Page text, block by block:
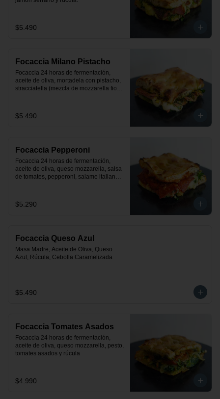
$5.490
Focaccia Milano Pistacho
Focaccia 24 horas de fermentación,
aceite de oliva, mortadela con pistacho,
stracciatella (mezcla de mozzarella fior
$5.490
Focaccia Pepperoni
Focaccia 24 horas de fermentación,
aceite de oliva, queso mozzarella, salsa
de tomates, pepperoni, salame italiano y
$5.290
Focaccia Queso Azul
Masa Madre, Aceite de Oliva, Queso
Azul, Rúcula, Cebolla Caramelizada
$5.490
Focaccia Tomates Asados
Focaccia 24 horas de fermentación,
aceite de oliva, queso mozzarella, pesto,
tomates asados y rúcula
$4.990